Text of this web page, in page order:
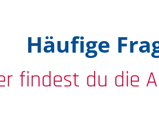
Häufige
findest du die